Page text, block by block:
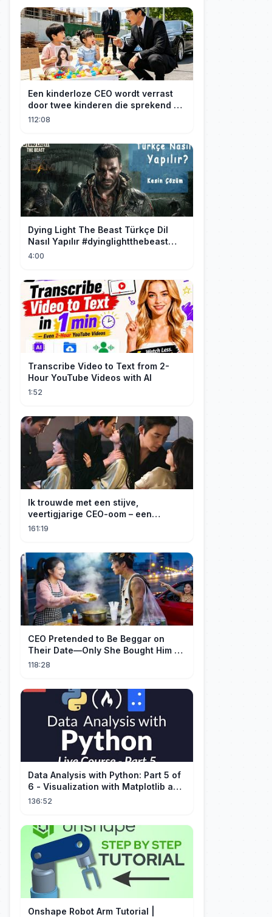
Een kinderloze CEO wordt verrast
door twee kinderen die sprekend op
hem lijken en is geschokt: Wie zijn
112:08
Dying Light The Beast Türkçe Dil
Nasıl Yapılır #dyinglightthebeast
#gaming
4:00
Transcribe Video to Text from 2-
Hour YouTube Videos with AI
1:52
Ik trouwde met een stijve,
veertigjarige CEO-oom – een
verborgen monster van acht jaar! Hij
161:19
CEO Pretended to Be Beggar on
Their Date—Only She Bought Him a
Meal, and He Fell in Love!
118:28
Data Analysis with Python: Part 5 of
6 - Visualization with Matplotlib and
Seaborn (Live Course)
136:52
Onshape Robot Arm Tutorial |